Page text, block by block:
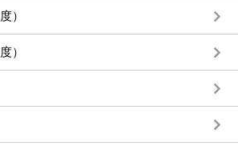
）
）